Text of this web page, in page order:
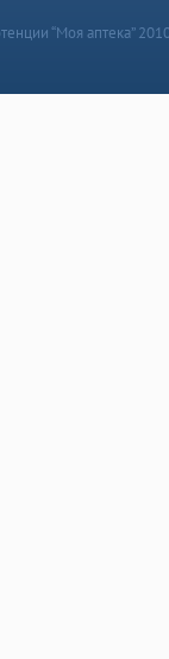
“Моя аптека”